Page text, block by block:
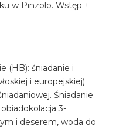
w Pinzolo. Wstęp +
(HB): śniadanie i
i europejskiej)
Śniadanie
3-
i deserem, woda do